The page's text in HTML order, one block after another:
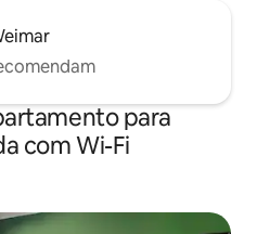
para
com Wi-Fi